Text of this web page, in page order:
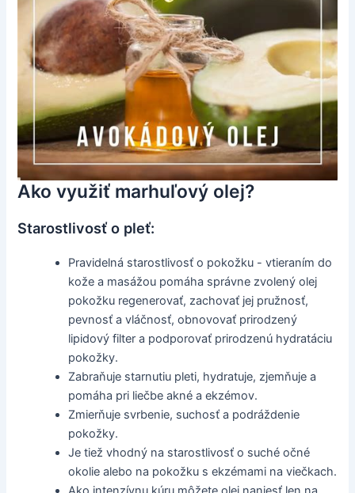
Ako využiť marhuľový olej?
Starostlivosť o pleť:
Pravidelná starostlivosť o pokožku - vtieraním do
kože a masážou pomáha správne zvolený olej
pokožku regenerovať, zachovať jej pružnosť,
pevnosť a vláčnosť, obnovovať prirodzený
lipidový filter a podporovať prirodzenú hydratáciu
pokožky.
Zabraňuje starnutiu pleti, hydratuje, zjemňuje a
pomáha pri liečbe akné a ekzémov.
Zmierňuje svrbenie, suchosť a podráždenie
pokožky.
Je tiež vhodný na starostlivosť o suché očné
okolie alebo na pokožku s ekzémami na viečkach.